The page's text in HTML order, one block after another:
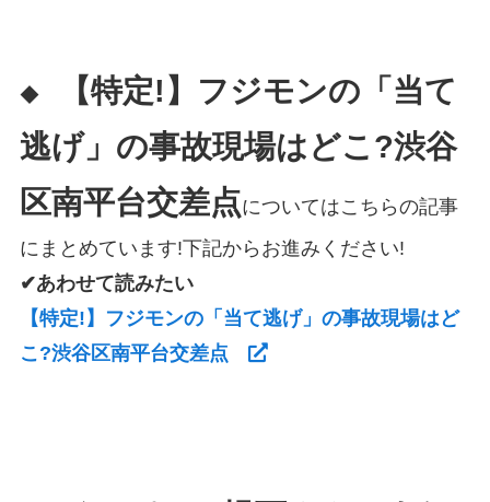
◆
【特定!】フジモンの「当て
逃げ」の事故現場はどこ?渋谷
区南平台交差点についてはこちらの記事
にまとめています!下記からお進みください!
✔あわせて読みたい
【特定!】フジモンの「当て逃げ」の事故現場はど
こ?渋谷区南平台交差点